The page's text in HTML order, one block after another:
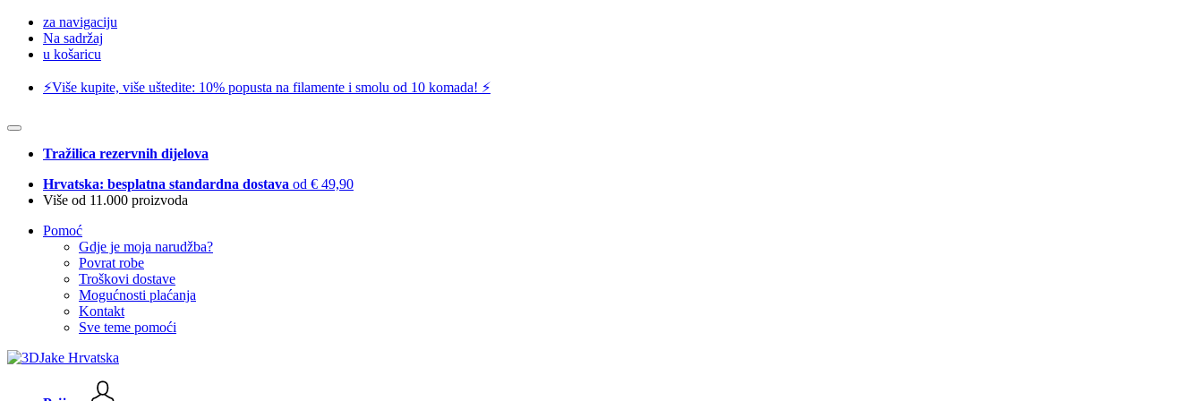
za navigaciju
Na sadržaj
u košaricu
⚡️Više kupite, više uštedite: 10% popusta na filamente i smolu od 10 komada! ⚡️
Tražilica rezervnih dijelova
Hrvatska: besplatna standardna dostava od € 49,90
Više od 11.000 proizvoda
Pomoć
Gdje je moja narudžba?
Povrat robe
Troškovi dostave
Mogućnosti plaćanja
Kontakt
Sve teme pomoći